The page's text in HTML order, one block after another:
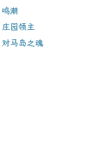
鸣潮
庄园领主
对马岛之魂